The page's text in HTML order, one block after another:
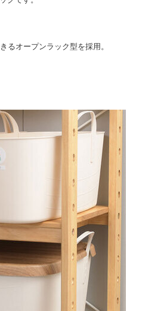
るオープンラック型を採用。